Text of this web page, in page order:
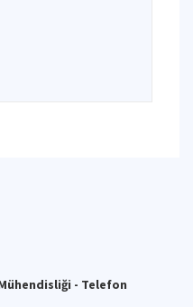
- Telefon